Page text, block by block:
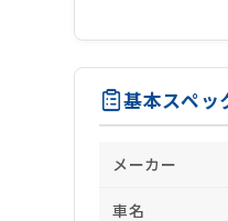
基本スペッ
メーカー
車名